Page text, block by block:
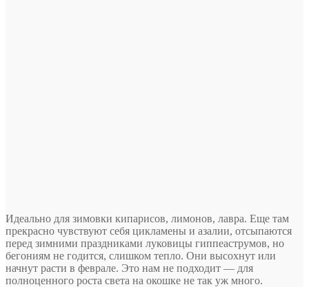
Идеально для зимовки кипарисов, лимонов, лавра. Еще там
прекрасно чувствуют себя цикламены и азалии, отсыпаются
перед зимними праздниками луковицы гиппеаструмов, но
бегониям не годится, слишком тепло. Они высохнут или
начнут расти в феврале. Это нам не подходит — для
полноценного роста света на окошке не так уж много.